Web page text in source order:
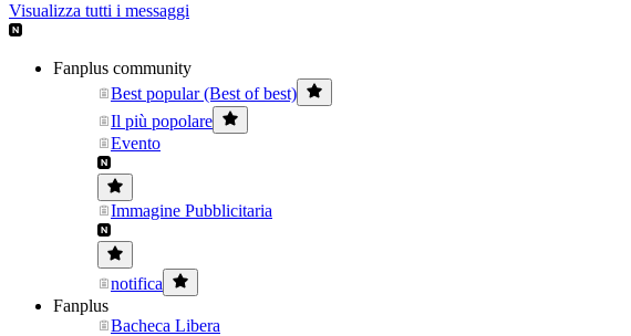
Visualizza tutti i messaggi
Fanplus community
Best popular (Best of best)
Il più popolare
Evento
Immagine Pubblicitaria
notifica
Fanplus
Bacheca Libera